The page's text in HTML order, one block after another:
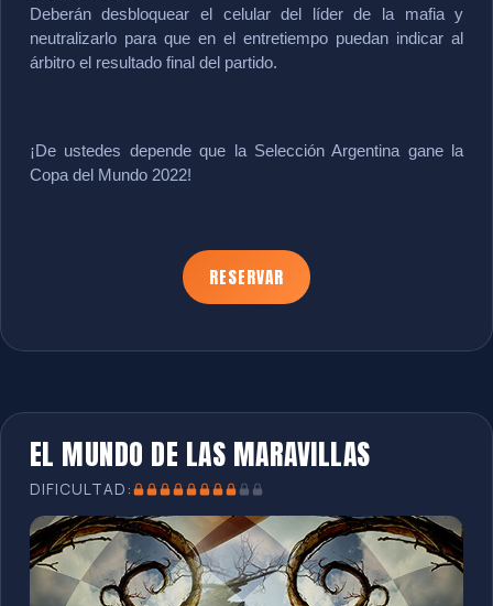
Deberán desbloquear el celular del líder de la mafia y
neutralizarlo para que en el entretiempo puedan indicar al
árbitro el resultado final del partido.
¡De ustedes depende que la Selección Argentina gane la
Copa del Mundo 2022!
RESERVAR
EL MUNDO DE LAS MARAVILLAS
DIFICULTAD: